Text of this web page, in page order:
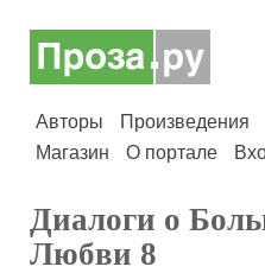
Авторы Произведения
Магазин
О портале
Диалоги о
Любви 8